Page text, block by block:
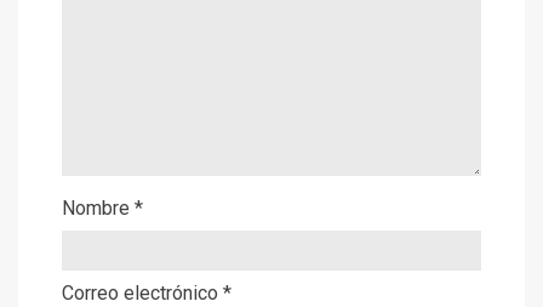
Nombre *
Correo electrónico *